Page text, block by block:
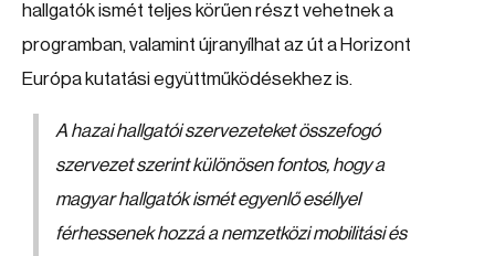
hallgatók ismét teljes körűen részt vehetnek a
programban, valamint újranyílhat az út a Horizont
Európa kutatási együttműködésekhez is.
A hazai hallgatói szervezeteket összefogó
szervezet szerint különösen fontos, hogy a
magyar hallgatók ismét egyenlő eséllyel
férhessenek hozzá a nemzetközi mobilitási és